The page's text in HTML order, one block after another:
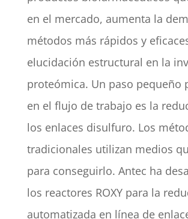
en el mercado, aumenta la
métodos más rápidos y
elucidación estructural en la
proteómica. Un paso pequeño
en el flujo de trabajo es la
los enlaces disulfuro. Los
tradicionales utilizan medios
para conseguirlo. Antec ha
los reactores ROXY para la
automatizada en línea de